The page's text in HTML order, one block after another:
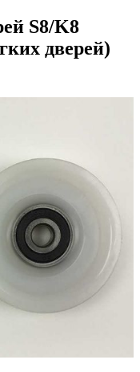
S8/K8
дверей)